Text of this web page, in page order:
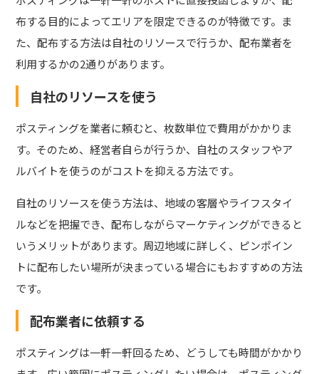
布する目的によってエリアを限定できるのが特徴です。ま
た、配布する方法は自社のリソースで行うか、配布業者を
利用するかの2通りがあります。
自社のリソースを使う
ポスティングを業者に頼むと、枚数単位で費用がかかりま
す。そのため、経営者自らが行うか、自社のスタッフやア
ルバイトを使うのがコストを抑える方法です。
自社のリソースを使う方法は、地域の客層やライフスタイ
ルなどを把握でき、配布しながらマーケティングができると
いうメリットがあります。周辺地域に詳しく、ピンポイン
トに配布したい場所が決まっている場合にもおすすめの方法
です。
配布業者に依頼する
ポスティングは一軒一軒回るため、どうしても時間がかかり